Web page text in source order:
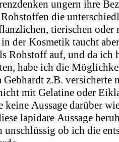
ungern ihre
die
tierischen oder
der Kosmetik taucht
Rohstoff auf, und da ich
habe ich die
z.B. versicherte
mit Gelatine oder
Aussage darüber
lapidare Aussage
ob ich die